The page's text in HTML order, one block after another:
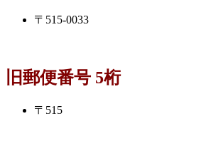
〒515-0033
旧郵便番号 5桁
〒515